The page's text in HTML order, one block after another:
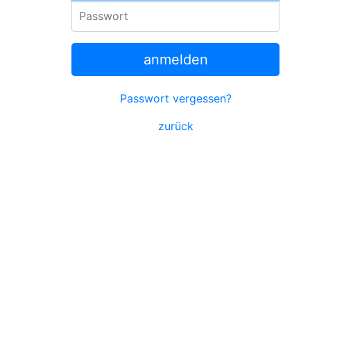
anmelden
Passwort vergessen?
zurück